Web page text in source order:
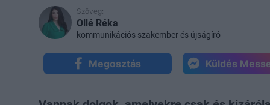
Szöveg:
Ollé Réka
kommunikációs szakember és újságíró
Megosztás Küldés